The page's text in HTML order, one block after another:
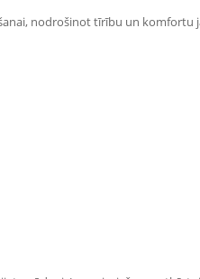
nodrošinot tīrību un